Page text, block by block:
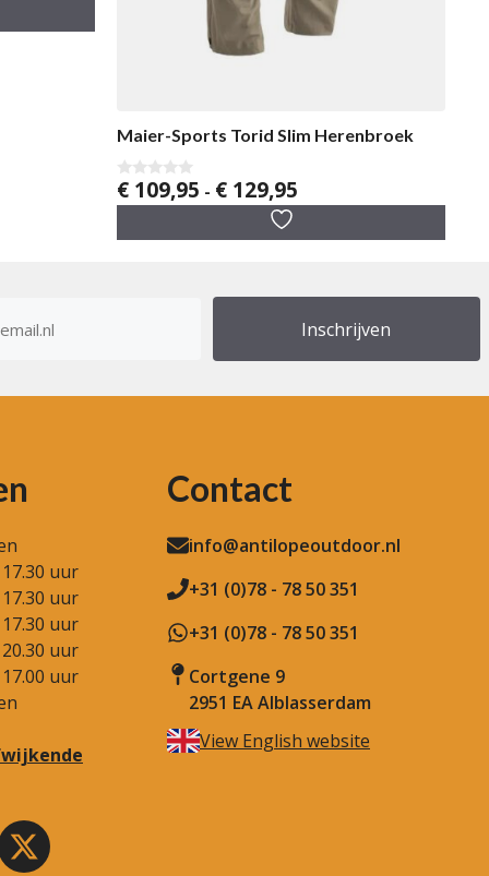
Maier-Sports Torid Slim Herenbroek
0
v
€ 109,95 - € 129,95
€ 109,95
uur
uur
uur
uur
uur
Contact
info@antilopeoutdoor.nl
+31 (0)78 - 78 50 351
+31 (0)78 - 78 50 351
Cortgene 9
2951 EA Alblasserdam
View English website